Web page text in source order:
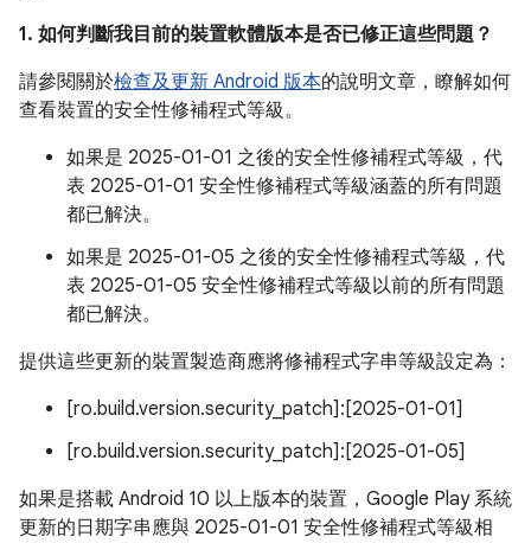
1. 如何判斷我目前的裝置軟體版本是否已修正這些問題？
請參閱關於檢查及更新 Android 版本的說明文章，瞭解如何
查看裝置的安全性修補程式等級。
如果是 2025-01-01 之後的安全性修補程式等級，代
表 2025-01-01 安全性修補程式等級涵蓋的所有問題
都已解決。
如果是 2025-01-05 之後的安全性修補程式等級，代
表 2025-01-05 安全性修補程式等級以前的所有問題
都已解決。
提供這些更新的裝置製造商應將修補程式字串等級設定為：
[ro.build.version.security_patch]:[2025-01-01]
[ro.build.version.security_patch]:[2025-01-05]
如果是搭載 Android 10 以上版本的裝置，Google Play 系統
更新的日期字串應與 2025-01-01 安全性修補程式等級相